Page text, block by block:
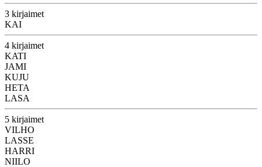
3 kirjaimet
KAI
4 kirjaimet
KATI
JAMI
KUJU
HETA
LASA
5 kirjaimet
VILHO
LASSE
HARRI
NIILO